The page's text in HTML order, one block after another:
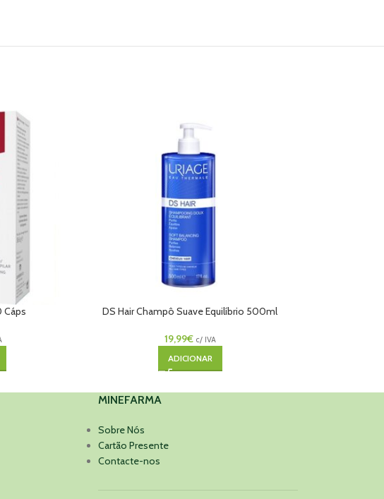
Cáps DS Hair Champô Suave Equilíbrio 500ml
19,99€ c/ IVA
ADICIONAR
MINEFARMA
Sobre Nós
Cartão Presente
Contacte-nos